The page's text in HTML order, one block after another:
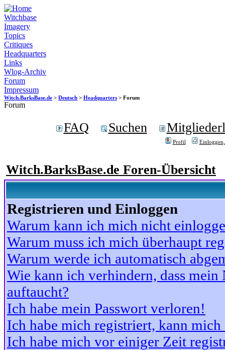
Witchbase
Imagery
Topics
Critiques
Headquarters
Links
Wlog-Archiv
Forum
Impressum
Witch.BarksBase.de > Deutsch > Headquarters > Forum
Forum
FAQ Suchen
Profil
Witch.BarksBase.de Foren-Übersicht
Registrieren und Einloggen
Warum kann ich mich nicht
Warum muss ich mich überhaupt
Warum werde ich automatisch
Wie kann ich verhindern, dass
auftaucht?
Ich habe mein Passwort verloren!
Ich habe mich registriert, kann
Ich habe mich vor einiger Zeit